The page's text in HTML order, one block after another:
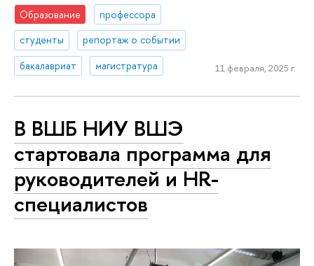
Образование
профессора
студенты
репортаж о событии
бакалавриат
магистратура 11 февраля, 2025 г.
В ВШБ НИУ ВШЭ
стартовала программа для
руководителей и HR-
специалистов